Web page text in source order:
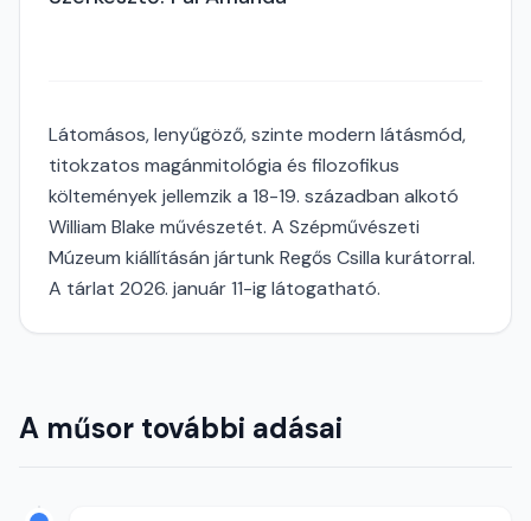
Látomásos, lenyűgöző, szinte modern látásmód,
titokzatos magánmitológia és filozofikus
költemények jellemzik a 18-19. században alkotó
William Blake művészetét. A Szépművészeti
Múzeum kiállításán jártunk Regős Csilla kurátorral.
A tárlat 2026. január 11-ig látogatható.
A műsor további adásai